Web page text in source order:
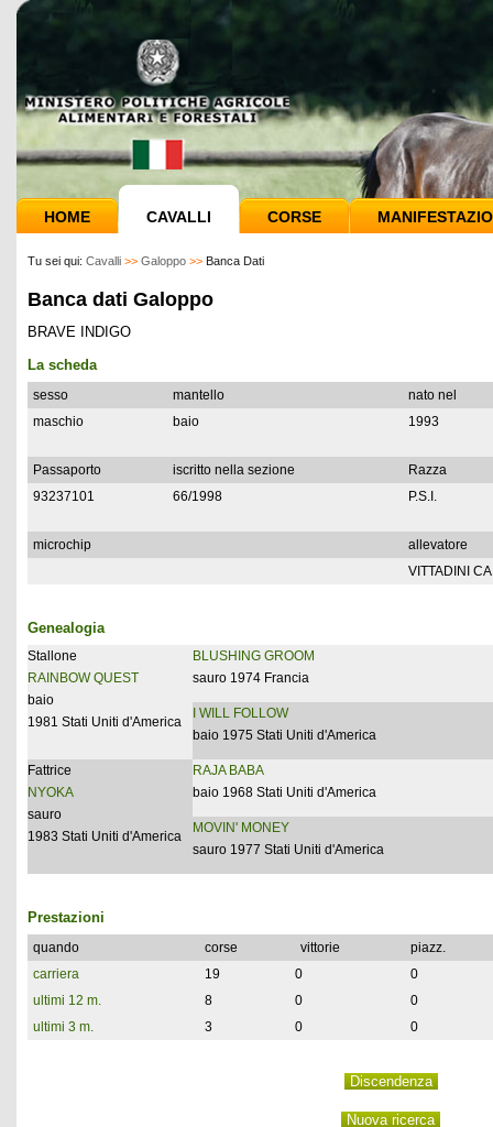
HOME CAVALLI CORSE
Tu sei qui: Cavalli >> Galoppo >> Banca Dati
Banca dati Galoppo
BRAVE INDIGO
La scheda
sesso mantello
nato nel
maschio
baio 1993
Passaporto iscritto nella sezione
Razza
93237101
66/1998 P.S.I.
microchip
allevatore
VITTADINI
Genealogia
Stallone
RAINBOW QUEST
baio
1981 Stati Uniti d'America
BLUSHING GROOM
sauro 1974 Francia
I WILL FOLLOW
baio 1975 Stati Uniti d'America
Fattrice
NYOKA
sauro
1983 Stati Uniti d'America
RAJA BABA
baio 1968 Stati Uniti d'America
MOVIN' MONEY
sauro 1977 Stati Uniti d'America
Prestazioni
quando corse vittorie
piazz.
carriera
19 0
0
ultimi 12 m.
8 0
0
ultimi 3 m.
3 0 0